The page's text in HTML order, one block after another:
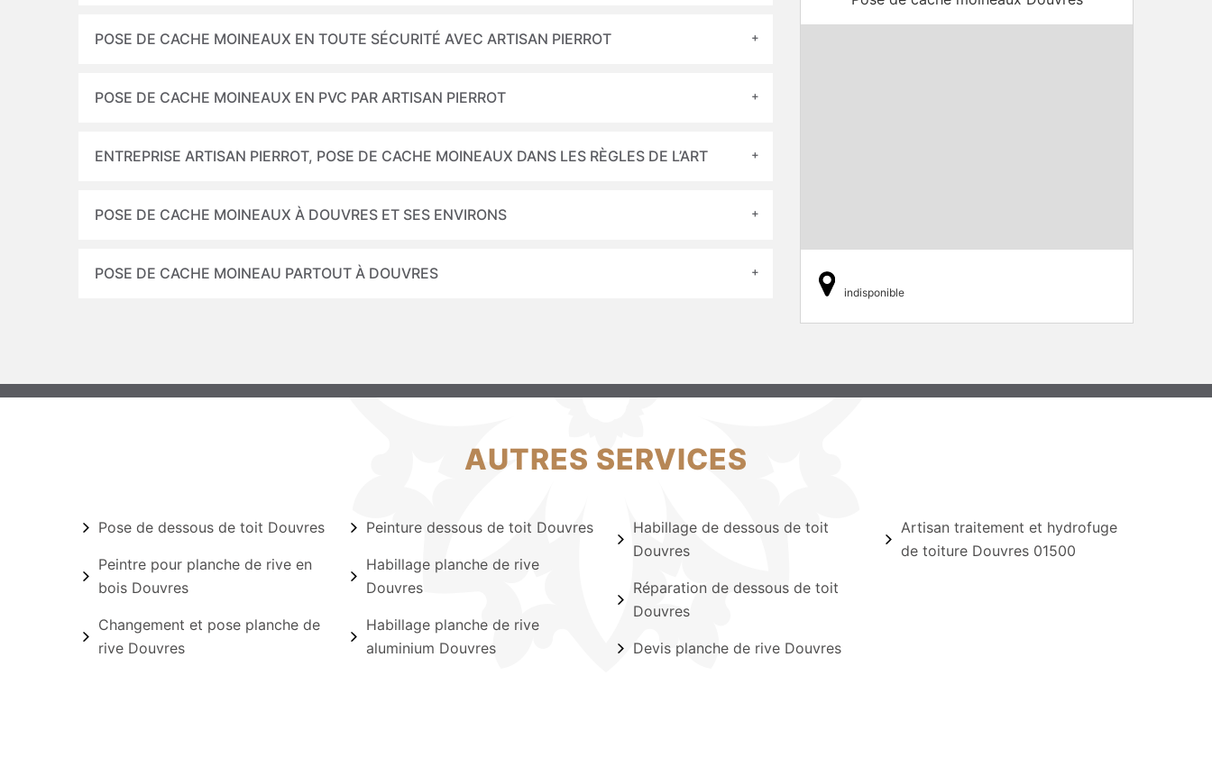
POSE DE CACHE MOINEAUX EN TOUTE SÉCURITÉ AVEC ARTISAN PIERROT
POSE DE CACHE MOINEAUX EN PVC PAR ARTISAN PIERROT
ENTREPRISE ARTISAN PIERROT, POSE DE CACHE MOINEAUX DANS LES RÈGLES DE L’ART
POSE DE CACHE MOINEAUX À DOUVRES ET SES ENVIRONS
POSE DE CACHE MOINEAU PARTOUT À DOUVRES
indisponible
AUTRES SERVICES
Pose de dessous de toit Douvres
Peintre pour planche de rive en
bois Douvres
Changement et pose planche de
rive Douvres
Peinture dessous de toit Douvres
Habillage planche de rive
Douvres
Habillage planche de rive
aluminium Douvres
Habillage de dessous de toit
Douvres
Réparation de dessous de toit
Douvres
Devis planche de rive Douvres
Artisan traitement et hydrofuge
de toiture Douvres 01500